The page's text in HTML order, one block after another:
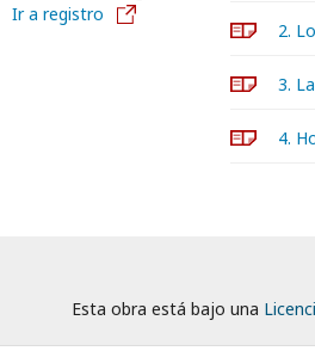
Ir a registro
2.
3.
4.
Esta obra está bajo una